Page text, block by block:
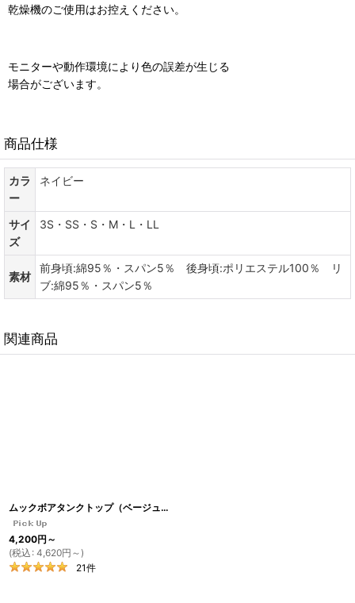
乾燥機のご使用はお控えください。
モニターや動作環境により色の誤差が生じる
場合がございます。
商品仕様
カラ
ー
ネイビー
サイ
ズ
3S・SS・S・M・L・LL
素材
前身頃:綿95％・スパン5％ 後身頃:ポリエステル100％ リ
ブ:綿95％・スパン5％
関連商品
ムックボアタンクトップ（ベージュ）
4,200円 ～
(税込 : 4,620円 ～)
21件